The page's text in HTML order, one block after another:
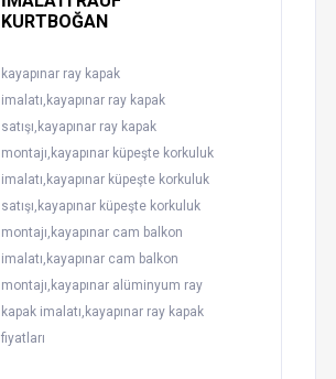
KURTBOĞAN
kayapınar ray kapak
imalatı,kayapınar ray kapak
satışı,kayapınar ray kapak
montajı,kayapınar küpeşte korkuluk
imalatı,kayapınar küpeşte korkuluk
satışı,kayapınar küpeşte korkuluk
montajı,kayapınar cam balkon
imalatı,kayapınar cam balkon
montajı,kayapınar alüminyum ray
kapak imalatı,kayapınar ray kapak
fiyatları